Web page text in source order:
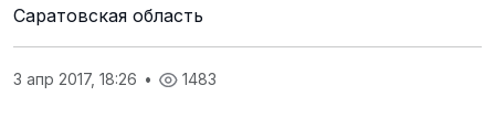
Саратовская область
3 апр 2017, 18:26 • 1483